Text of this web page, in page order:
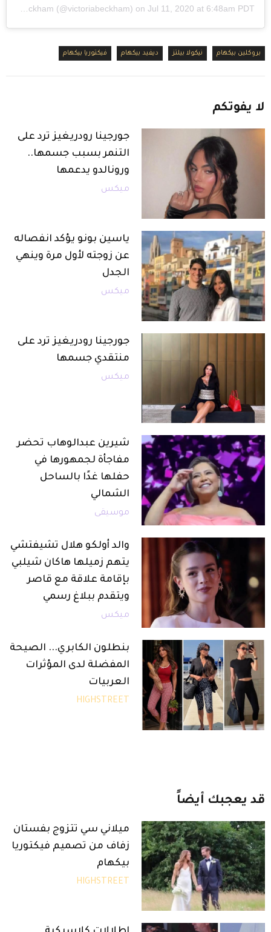
Victoria Beckham (@victoriabeckham) on Jul 11, 2020 at 6:48am PDT
بروكلين بيكهام نيكولا بيلتز ديفيد بيكهام فيكتوريا بيكهام
لا يفوتكم
جورجينا رودريغيز ترد على
التنمر بسبب جسمها..
ورونالدو يدعمها
ميكس
ياسين بونو يؤكد انفصاله
عن زوجته لأول مرة وينهي
الجدل
ميكس
جورجينا رودريغيز ترد على
منتقدي جسمها
ميكس
شيرين عبدالوهاب تحضر
مفاجأة لجمهورها في
حفلها غدًا بالساحل
الشمالي
موسيقى
والد أولكو هلال تشيفتشي
يتهم زميلها هاكان شيلبي
بإقامة علاقة مع قاصر
ويتقدم ببلاغ رسمي
ميكس
بنطلون الكابري... الصيحة
المفضلة لدى المؤثرات
العربيات
HIGHSTREET
قد يعجبك أيضاً
ميلاني سي تتزوج بفستان
زفاف من تصميم فيكتوريا
بيكهام
HIGHSTREET